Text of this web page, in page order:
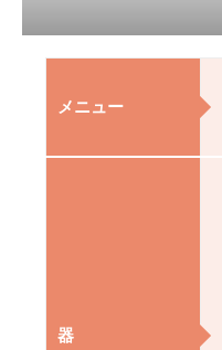
メニュー
器